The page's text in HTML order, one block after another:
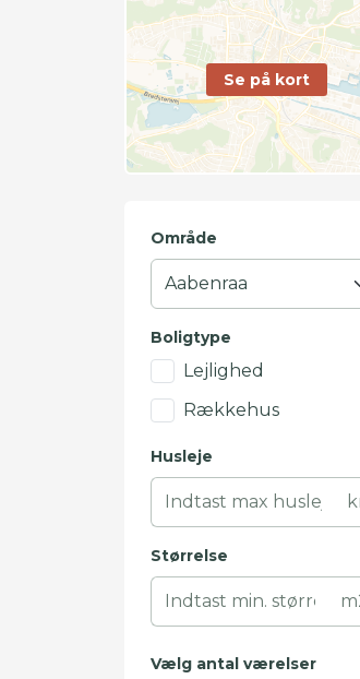
Se på kort
Område
Boligtype
Lejlighed
Rækkehus
Husleje
Størrelse
Vælg antal værelser